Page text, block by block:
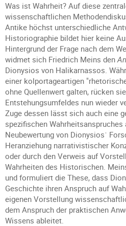
Was ist Wahrheit? Auf diese
wissenschaftlichen
Antike höchst unterschiedliche
Historiographie bildet hier keine
Hintergrund der Frage nach dem
widmet sich Friedrich Meins den
Dionysios von Halikarnassos.
einer kolportageartigen
ohne Quellenwert galten, rücken
Entstehungsumfeldes nun wieder
Zuge dessen lässt sich auch eine
spezifischen
Neubewertung von Dionysiosˈ
Heranziehung narrativistischer
oder durch den Verweis auf
Wahrheiten des Historischen.
und formuliert die These, dass
Geschichte ihren Anspruch auf
eigenen Vorstellung
dem Anspruch der praktischen
Wissens ableitet.